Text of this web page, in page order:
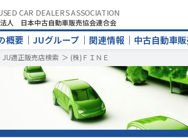
CAR DEALERS ASSOCIATION
人 日本中古自動車販売協会連合会
概要 JUグループ 関連情報 中古自動車
JU適正販売店検索 ＞ (株)ＦＩＮＥ